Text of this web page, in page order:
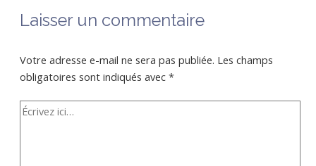
Laisser un commentaire
Votre adresse e-mail ne sera pas publiée. Les champs
obligatoires sont indiqués avec *
Écrivez